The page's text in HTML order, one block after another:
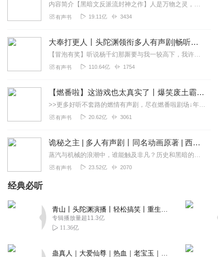
1383951pwcy
喜欢你的声音，就是更新的太少了，会继续关注你的作品
2022-10-15
1899382hwdn
楚，语言流畅。希望主播把这部小说坚持播完。
2022-11-24 1
主播优秀，声音好听，小说质量棒棒哒
2022-10-05 1
听友212060002
2022-05-13
杜儿妈
内容简介【黑暗文反派流封神之作】人是万物之灵，蛊是天地真精。一个穿越者不断重生的故事。一个养蛊、炼蛊、用蛊的奇特世界。配音组（男角色）老宝玉旁白...
有声书 19.11亿 3434
大奉打更人丨头陀渊领衔多人有声剧|畅听全集|王鹤棣、田曦薇主演影视剧原著|卖报小郎君
【冒泡有奖】听说杨千幻那厮要与我一较高下，我许七安要开始装叉了！快进入声音播放页戳下方输入框，冒个泡偷偷告诉我，我要用哪些诗词才能胜过他？说得好的，有赏！202...
有声书 110.64亿 1754
【燃番啦】这游戏也太真实了丨爆笑废土霸榜神作丨紫襟剧社制作
>>更多好听不套路的燃情有声剧，尽在燃番啦剧场↓年度重磅推荐本专辑为VIP免费专辑每天上午10点5集更新，订阅可以听到最新内容哦！每周抽一个专辑五星优质评论送...
有声书 20.62亿 3061
诡秘之主 | 多人有声剧丨同名动画原著 | 西幻克苏鲁 | 乌贼作品
蒸汽与机械的浪潮中，谁能触及非凡？历史和黑暗的迷雾里，又是谁在耳语？我从诡秘中醒来，睁眼看见这个世界：枪械，大炮，巨舰，飞空艇，差分机；魔药，占卜，诅咒，倒吊人...
有声书 23.52亿 2070
经典必听
专辑播放量超11.3亿
11.36亿